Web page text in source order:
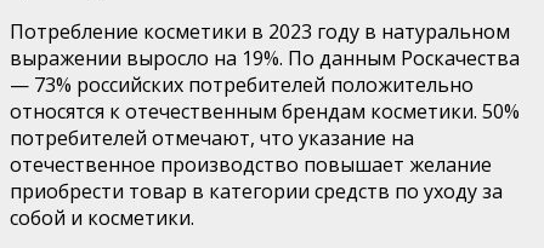
Потребление косметики в 2023 году в натуральном
выражении выросло на 19%. По данным Роскачества
— 73% российских потребителей положительно
относятся к отечественным брендам косметики. 50%
потребителей отмечают, что указание на
отечественное производство повышает желание
приобрести товар в категории средств по уходу за
собой и косметики.